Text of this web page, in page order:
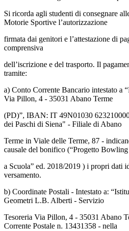
Si ricorda agli studenti di consegnare
Motorie Sportive l’autorizzazione
firmata dai genitori e l’attestazione di
comprensiva
dell’iscrizione e del trasporto. Il
tramite:
a) Conto Corrente Bancario intestato a
Via Pillon, 4 - 35031 Abano Terme
(PD)”, IBAN: IT 49N01030
dei Paschi di Siena" - Filiale di Abano
Terme in Viale delle Terme, 87 -
causale del bonifico (“Progetto Bowling
a Scuola” ed. 2018/2019 ) i propri dati
versamento.
b) Coordinate Postali - Intestato a:
Geometri L.B. Alberti - Servizio
Tesoreria Via Pillon, 4 - 35031 Abano
Corrente Postale n. 13431358 - nella